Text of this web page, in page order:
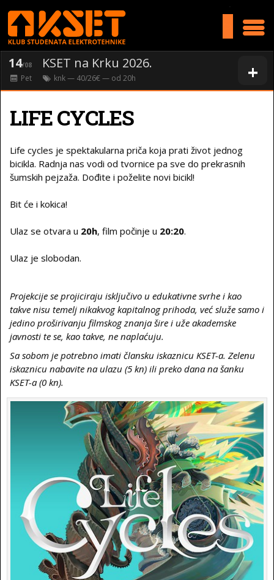
+
14/08 KSET na Krku 2026.
Pet knk— 40/26€ — od 20h
LIFE CYCLES
Life cycles je spektakularna priča koja prati život jednog
bicikla. Radnja nas vodi od tvornice pa sve do prekrasnih
šumskih pejzaža. Dođite i poželite novi bicikl!
Bit će i kokica!
Ulaz se otvara u 20h, film počinje u 20:20.
Ulaz je slobodan.
Projekcije se projiciraju isključivo u edukativne svrhe i kao
takve nisu temelj nikakvog kapitalnog prihoda, već služe samo i
jedino proširivanju filmskog znanja šire i uže akademske
javnosti te se, kao takve, ne naplaćuju.
Sa sobom je potrebno imati člansku iskaznicu KSET-a. Zelenu
iskaznicu nabavite na ulazu (5 kn) ili preko dana na šanku
KSET-a (0 kn).